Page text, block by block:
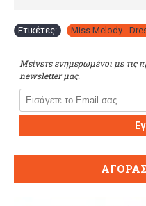
Ετικέτες: Miss Melody -
Μείνετε ενημερωμένοι με τις
newsletter μας.